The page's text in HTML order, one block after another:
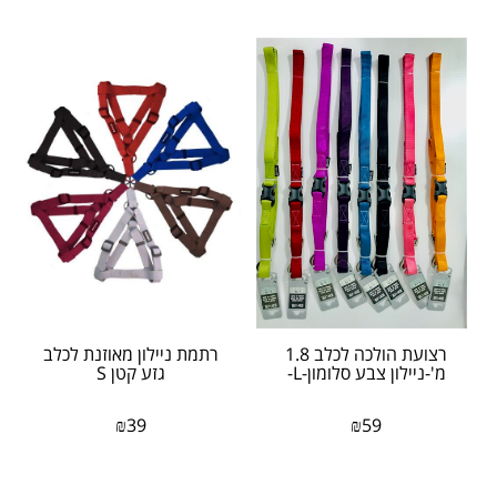
רצועת הולכה לכלב 1.8
מ'-ניילון צבע סלומון-L-
₪59
רתמת ניילון מאוזנת לכלב
גזע קטן S
₪39